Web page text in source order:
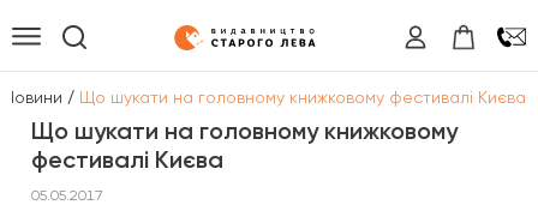
Новини / Що шукати на головному книжковому фестивалі Києва
Що шукати на головному книжковому
фестивалі Києва
05.05.2017